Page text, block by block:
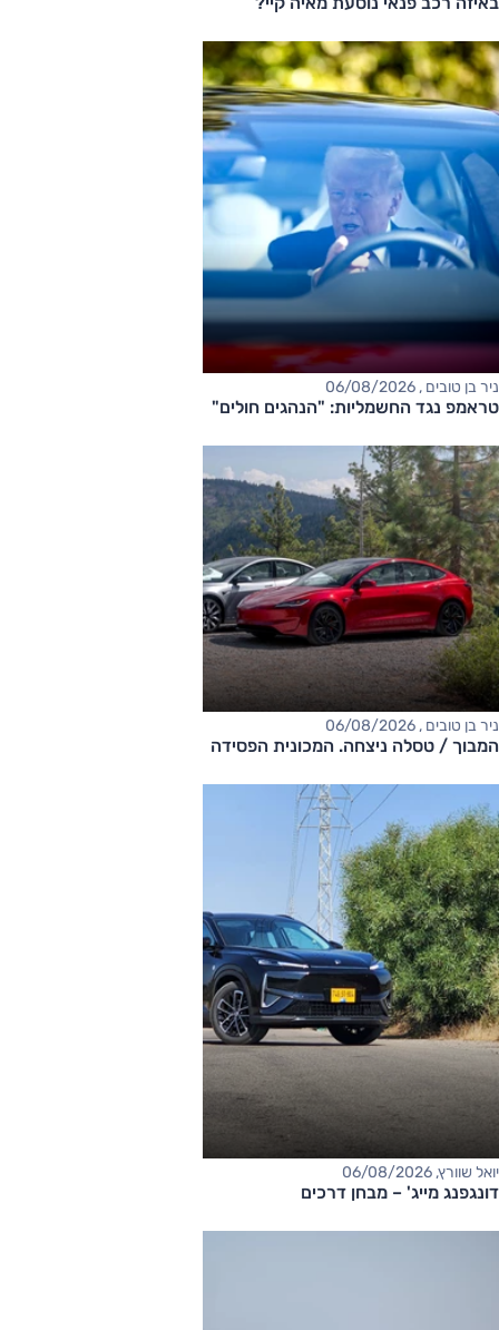
ניר בן טובים , 06/08/2026
טראמפ נגד החשמליות: "הנהגים חולים"
ניר בן טובים , 06/08/2026
המבוך / טסלה ניצחה. המכונית הפסידה
יואל שוורץ, 06/08/2026
דונגפנג מייג' – מבחן דרכים